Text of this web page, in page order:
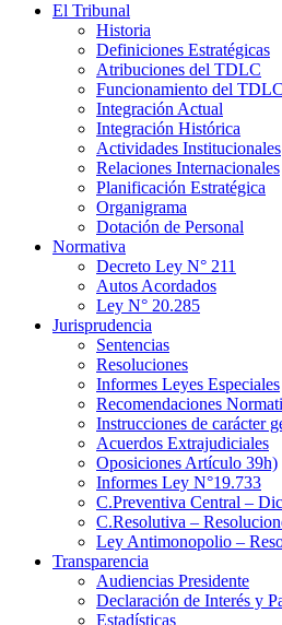
El Tribunal
Historia
Definiciones Estratégicas
Atribuciones del TDLC
Funcionamiento del TDLC
Integración Actual
Integración Histórica
Actividades Institucionales
Relaciones Internacionales
Planificación Estratégica
Organigrama
Dotación de Personal
Normativa
Decreto Ley N° 211
Autos Acordados
Ley N° 20.285
Jurisprudencia
Sentencias
Resoluciones
Informes Leyes Especiales
Recomendaciones
Instrucciones de carácter
Acuerdos Extrajudiciales
Oposiciones Artículo 39h)
Informes Ley N°19.733
C.Preventiva Central –
C.Resolutiva –
Ley Antimonopolio –
Transparencia
Audiencias Presidente
Declaración de Interés y
Estadísticas